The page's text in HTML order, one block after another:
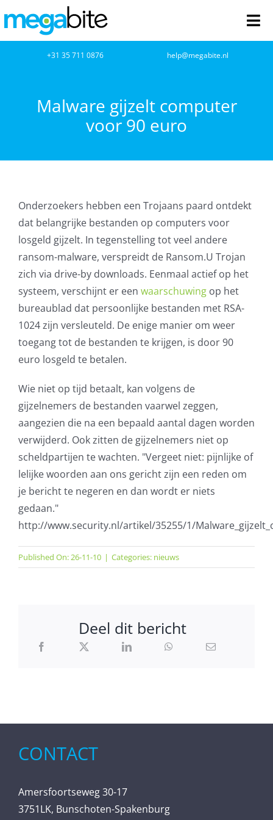
naar
inhoud
VOIP
Microsoft NCE
AVG
Office365
Glasvezelverbindingen
Microsoft software licenties
SLA overeenkomsten
Remote Help
WordPress SLA Contract
Contact
+31 35 711 0876 help@megabite.nl
Malware gijzelt computer
voor 90 euro
Onderzoekers hebben een Trojaans paard ontdekt
dat belangrijke bestanden op computers voor
losgeld gijzelt. In tegenstelling tot veel andere
ransom-malware, verspreidt de Ransom.U Trojan
zich via drive-by downloads. Eenmaal actief op het
systeem, verschijnt er een waarschuwingop het
bureaublad dat persoonlijke bestanden met RSA-
1024 zijn versleuteld. De enige manier om weer
toegang tot de bestanden te krijgen, is door 90
euro losgeld te betalen.
Wie niet op tijd betaalt, kan volgens de
gijzelnemers de bestanden vaarwel zeggen,
aangezien die na een bepaald aantal dagen worden
verwijderd. Ook zitten de gijzelnemers niet op
scheldpartijen te wachten. "Vergeet niet: pijnlijke of
lelijke woorden aan ons gericht zijn een reden om
je bericht te negeren en dan wordt er niets
gedaan."
http://www.security.nl/artikel/35255/1/
Published On: 26-11-10 | Categories: nieuws
Deel dit bericht
CONTACT
Amersfoortseweg 30-17
3751LK, Bunschoten-Spakenburg